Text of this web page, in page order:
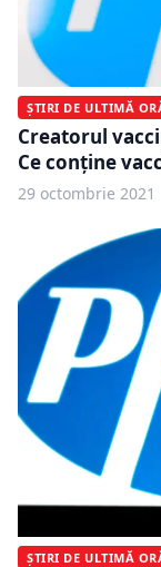
ȘTIRI DE ULTIMĂ
Creatorul
Ce conține
29 octombrie 2021
ȘTIRI DE ULTIMĂ